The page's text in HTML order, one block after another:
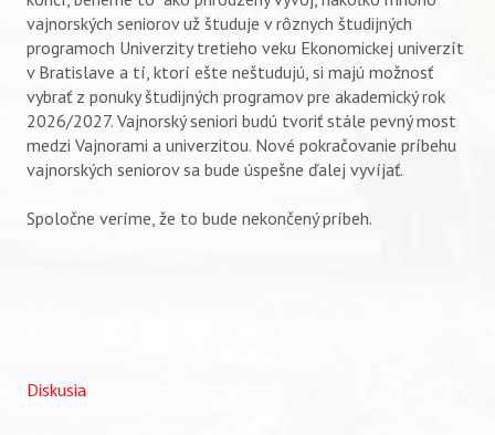
vajnorských seniorov už študuje v rôznych študijných
programoch Univerzity tretieho veku Ekonomickej univerzít
v Bratislave a tí, ktorí ešte neštudujú, si majú možnosť
vybrať z ponuky študijných programov pre akademický rok
2026/2027. Vajnorský seniori budú tvoriť stále pevný most
medzi Vajnorami a univerzitou. Nové pokračovanie príbehu
vajnorských seniorov sa bude úspešne ďalej vyvíjať.
Spoločne veríme, že to bude nekončený príbeh.
Diskusia